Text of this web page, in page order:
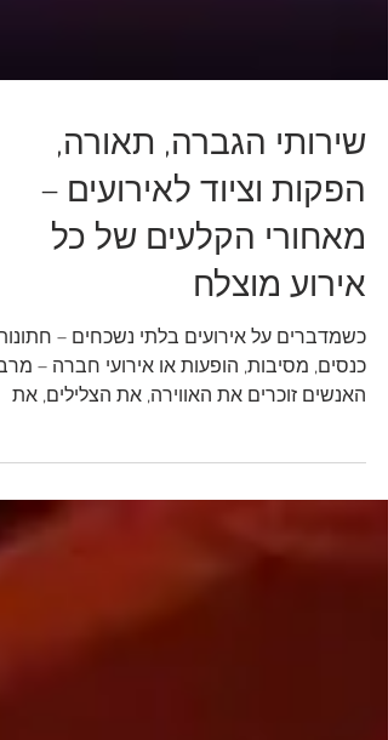
שירותי הגברה, תאורה,
הפקות וציוד לאירועים –
מאחורי הקלעים של כל
אירוע מוצלח
כשמדברים על אירועים בלתי נשכחים –
האנשים זוכרים את האווירה, את הצלילים, את